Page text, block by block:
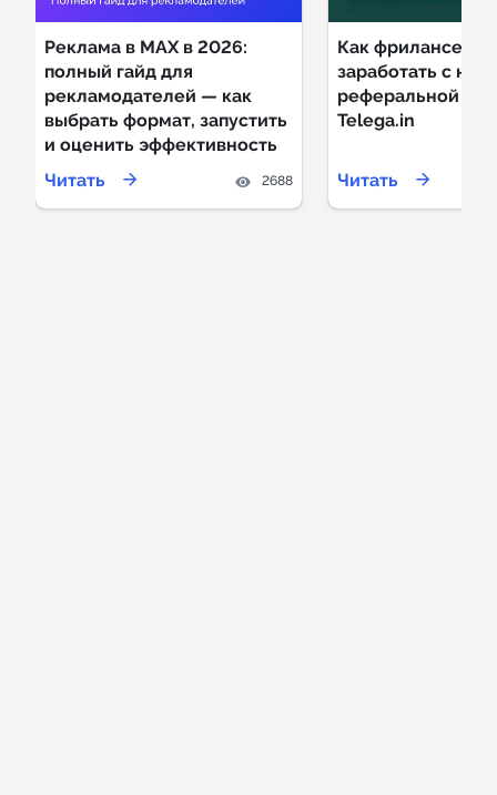
Реклама в MAX в 2026:
полный гайд для
рекламодателей — как
выбрать формат, запустить
и оценить эффективность
Читать
2688
Как фрилансеру
заработать с
реферальной
Telega.in
Читать